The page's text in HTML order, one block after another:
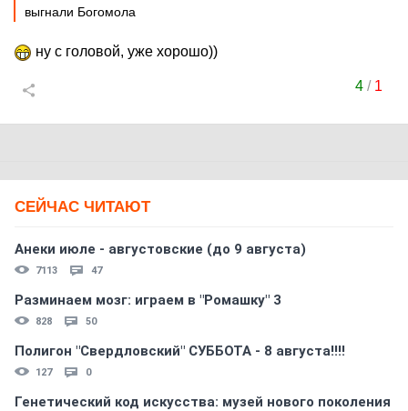
выгнали Богомола
ну с головой, уже хорошо))
4/ 1
СЕЙЧАС ЧИТАЮТ
Анеки июле - августовские (до 9 августа)
7113 47
Разминаем мозг: играем в "Ромашку" 3
828 50
Полигон "Свердловский" СУББОТА - 8 августа!!!!
127 0
Генетический код искусства: музей нового поколения